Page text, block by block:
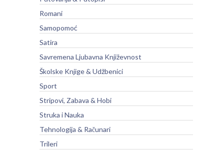
Romani
Samopomoć
Satira
Savremena Ljubavna Književnost
Školske Knjige & Udžbenici
Sport
Stripovi, Zabava & Hobi
Struka i Nauka
Tehnologija & Računari
Trileri